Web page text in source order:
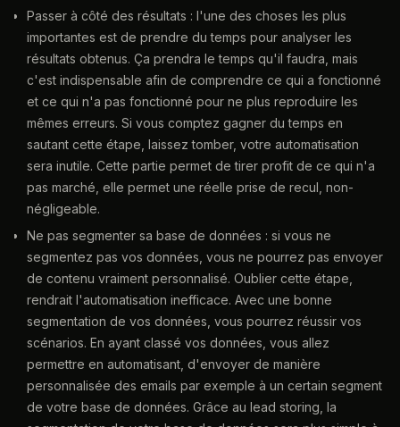
Passer à côté des résultats : l'une des choses les plus
importantes est de prendre du temps pour analyser les
résultats obtenus. Ça prendra le temps qu'il faudra, mais
c'est indispensable afin de comprendre ce qui a fonctionné
et ce qui n'a pas fonctionné pour ne plus reproduire les
mêmes erreurs. Si vous comptez gagner du temps en
sautant cette étape, laissez tomber, votre automatisation
sera inutile. Cette partie permet de tirer profit de ce qui n'a
pas marché, elle permet une réelle prise de recul, non-
négligeable.
Ne pas segmenter sa base de données : si vous ne
segmentez pas vos données, vous ne pourrez pas envoyer
de contenu vraiment personnalisé. Oublier cette étape,
rendrait l'automatisation inefficace. Avec une bonne
segmentation de vos données, vous pourrez réussir vos
scénarios. En ayant classé vos données, vous allez
permettre en automatisant, d'envoyer de manière
personnalisée des emails par exemple à un certain segment
de votre base de données. Grâce au lead storing, la